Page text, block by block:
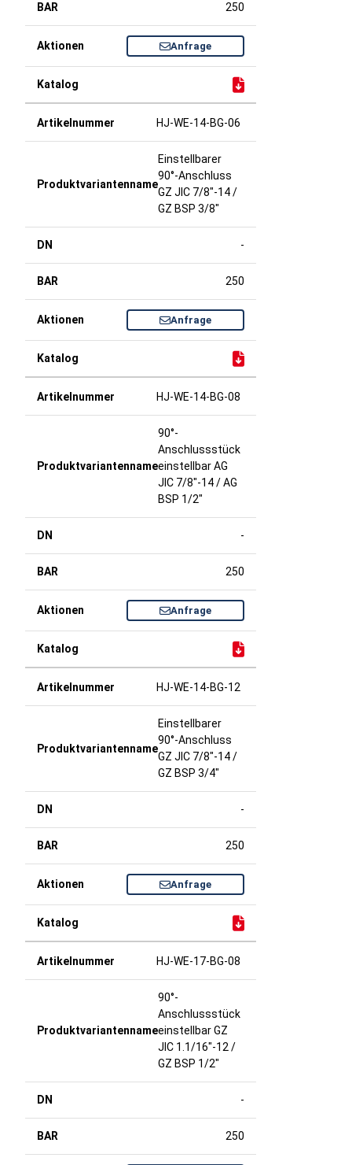
250
Anfrage
HJ-WE-14-BG-06
Einstellbarer
90°-Anschluss
GZ JIC 7/8"-14 /
GZ BSP 3/8"
-
250
Anfrage
HJ-WE-14-BG-08
90°-
Anschlussstück
einstellbar AG
JIC 7/8"-14 / AG
BSP 1/2"
-
250
Anfrage
HJ-WE-14-BG-12
Einstellbarer
90°-Anschluss
GZ JIC 7/8"-14 /
GZ BSP 3/4"
-
250
Anfrage
HJ-WE-17-BG-08
90°-
Anschlussstück
einstellbar GZ
JIC 1.1/16"-12 /
GZ BSP 1/2"
-
250